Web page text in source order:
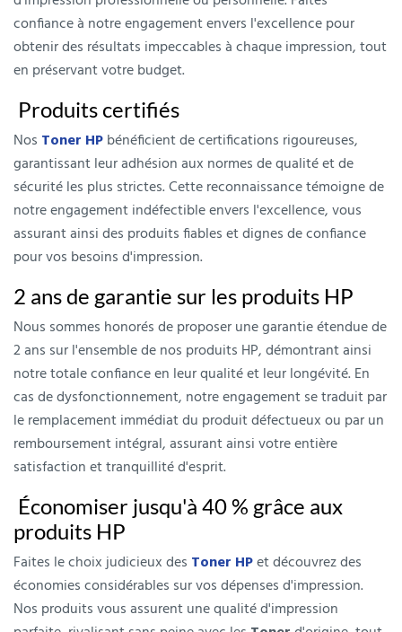
confiance à notre engagement envers l'excellence pour
obtenir des résultats impeccables à chaque impression, tout
en préservant votre budget.
Produits certifiés
Nos Toner HPbénéficient de certifications rigoureuses,
garantissant leur adhésion aux normes de qualité et de
sécurité les plus strictes. Cette reconnaissance témoigne de
notre engagement indéfectible envers l'excellence, vous
assurant ainsi des produits fiables et dignes de confiance
pour vos besoins d'impression.
2 ans de garantie sur les produits HP
Nous sommes honorés de proposer une garantie étendue de
2 ans sur l'ensemble de nos produits HP, démontrant ainsi
notre totale confiance en leur qualité et leur longévité. En
cas de dysfonctionnement, notre engagement se traduit par
le remplacement immédiat du produit défectueux ou par un
remboursement intégral, assurant ainsi votre entière
satisfaction et tranquillité d'esprit.
Économiser jusqu'à 40 % grâce aux
produits HP
Faites le choix judicieux des Toner HPet découvrez des
économies considérables sur vos dépenses d'impression.
Nos produits vous assurent une qualité d'impression